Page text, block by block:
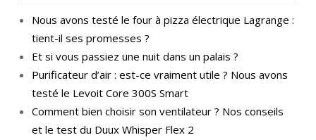
Nous avons testé le four à pizza électrique Lagrange :
tient-il ses promesses ?
Et si vous passiez une nuit dans un palais ?
Purificateur d’air : est-ce vraiment utile ? Nous avons
testé le Levoit Core 300S Smart
Comment bien choisir son ventilateur ? Nos conseils
et le test du Duux Whisper Flex 2